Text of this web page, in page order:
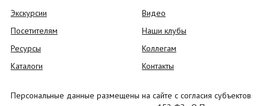
Экскурсии
Посетителям
Ресурсы
Каталоги
Видео
Наши клубы
Коллегам
Контакты
Персональные данные размещены на сайте с согласия субъектов